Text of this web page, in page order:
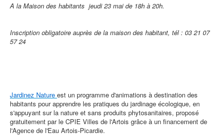
A la Maison des habitants jeudi 23 maide 18h à 20h.
Inscription obligatoire auprès de la maison des habitant, tél : 03 21 07
57 24
Jardinez Nature est un programme d'animations à destination des
habitants pour apprendre les pratiques du jardinage écologique, en
s'appuyant sur la nature et sans produits phytosanitaires, proposé
gratuitement par le CPIE Villes de l'Artois grâce à un financement de
l'Agence de l'Eau Artois-Picardie.